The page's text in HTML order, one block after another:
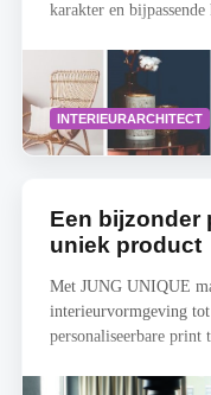
karakter en
INTERIEURARCHITECT
Een bijzonder
uniek product
Met JUNG UNIQUE
interieurvormgeving
personaliseerbare print